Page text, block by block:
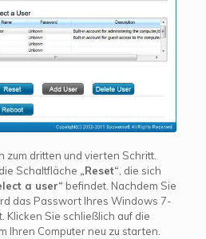
zum dritten und vierten Schritt.
Schaltfläche „Reset“ , die sich
a user“ befindet. Nachdem Sie
das Passwort Ihres Windows 7-
Klicken Sie schließlich auf die
Ihren Computer neu zu starten.